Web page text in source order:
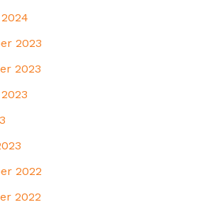
2023
2023
2022
2022